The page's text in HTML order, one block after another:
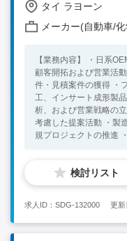
タイ ラヨーン
メーカー(自動車/
【業務内容】 ・日系
顧客開拓および営業活
件・見積案件の獲得 ・
工、インサート成形製
析、および営業戦略の
考慮した提案活動 ・製
規プロジェクトの推進
率などの目標達成に向けた営業活動 【組
約100名(タイ人、イン
日本人MD 部下数：営
社内コミュニケーショ
話レベル） 【必須要件】 ・自動車業界で10年以上の営業、マー
ケティングまたは事業
検討リスト
求人ID：SDG-132000 更新